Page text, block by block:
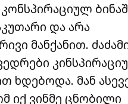
და არა
მანქანით.
ხდებოდა. მან
იქ ვინმე ცნობილი